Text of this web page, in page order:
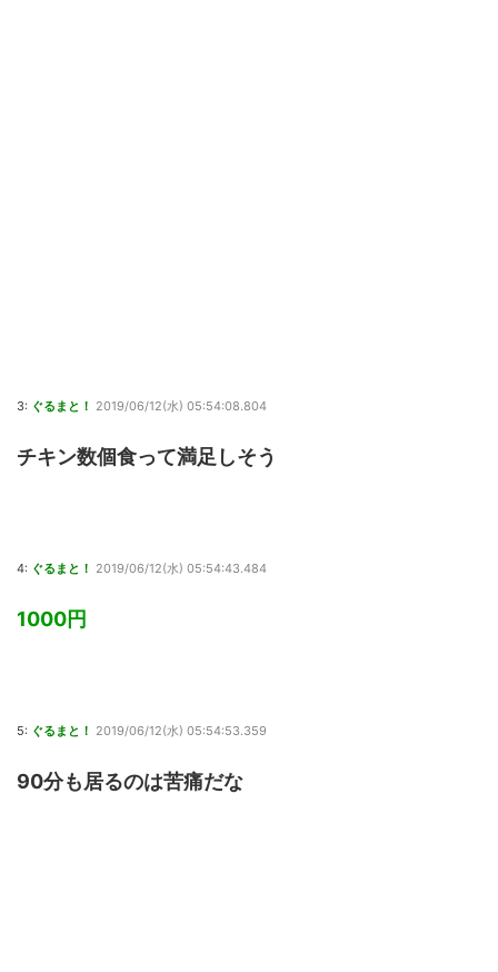
3: ぐるまと！ 2019/06/12(水) 05:54:08.804
チキン数個食って満足しそう
4: ぐるまと！ 2019/06/12(水) 05:54:43.484
1000円
5: ぐるまと！ 2019/06/12(水) 05:54:53.359
90分も居るのは苦痛だな